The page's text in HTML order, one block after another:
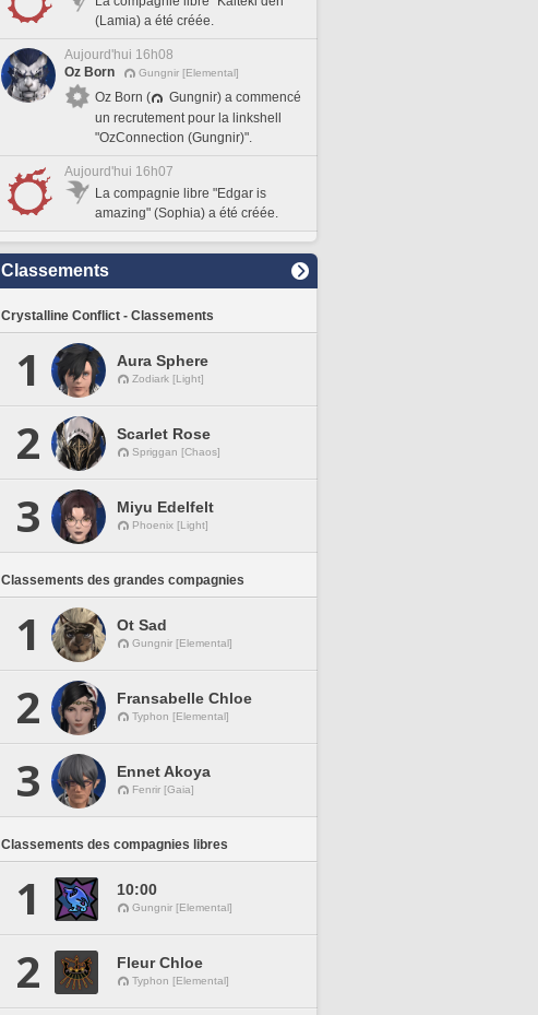
(Lamia) a été créée.
Aujourd'hui 16h08
Oz Born
Gungnir [Elemental]
Oz Born (
Gungnir) a commencé
un recrutement pour la linkshell
"OzConnection (Gungnir)".
Aujourd'hui 16h07
La compagnie libre "Edgar is
amazing" (Sophia) a été créée.
Classements
Crystalline Conflict - Classements
1 Aura Sphere
Zodiark [Light]
2 Scarlet Rose
Spriggan [Chaos]
3 Miyu Edelfelt
Phoenix [Light]
Classements des grandes compagnies
1 Ot Sad
Gungnir [Elemental]
2 Fransabelle Chloe
Typhon [Elemental]
3 Ennet Akoya
Fenrir [Gaia]
Classements des compagnies libres
1 10:00
Gungnir [Elemental]
2 Fleur Chloe
Typhon [Elemental]